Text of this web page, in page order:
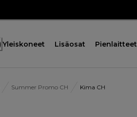
Yleiskoneet Lisäosat Pienlaitteet
Summer Promo CH Kima CH